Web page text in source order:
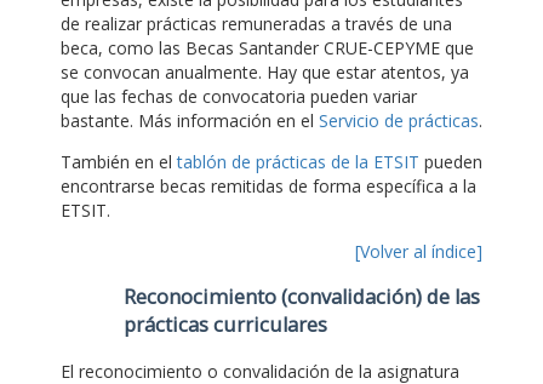
de realizar prácticas remuneradas a través de una
beca, como las Becas Santander CRUE-CEPYME que
se convocan anualmente. Hay que estar atentos, ya
que las fechas de convocatoria pueden variar
bastante. Más información en el Servicio de prácticas.
También en eltablón de prácticas de la ETSIT pueden
encontrarse becas remitidas de forma específica a la
ETSIT.
[Volver al índice]
Reconocimiento (convalidación) de las
prácticas curriculares
El reconocimiento o convalidación de la asignatura